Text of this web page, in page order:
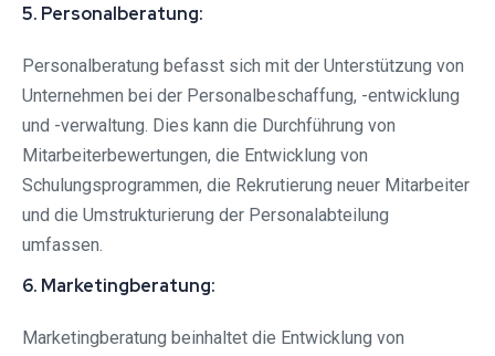
5. Personalberatung:
Personalberatung befasst sich mit der Unterstützung von
Unternehmen bei der Personalbeschaffung, -entwicklung
und -verwaltung. Dies kann die Durchführung von
Mitarbeiterbewertungen, die Entwicklung von
Schulungsprogrammen, die Rekrutierung neuer Mitarbeiter
und die Umstrukturierung der Personalabteilung
umfassen.
6. Marketingberatung:
Marketingberatung beinhaltet die Entwicklung von